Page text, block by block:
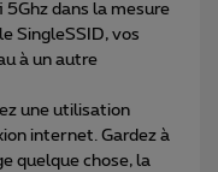
5Ghz dans la mesure
SingleSSID, vos
à un autre
une utilisation
internet. Gardez à
quelque chose, la